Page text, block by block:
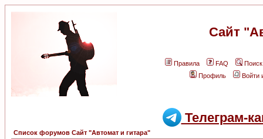
Сайт
Правила FAQ
Поиск
Профиль
Войти
Телеграм-
Список форумов Сайт "Автомат и гитара"